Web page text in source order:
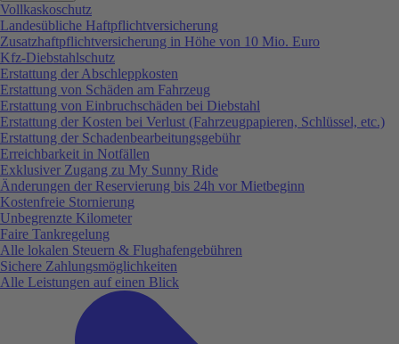
Vollkaskoschutz
Landesübliche Haftpflichtversicherung
Zusatzhaftpflichtversicherung in Höhe von 10 Mio. Euro
Kfz-Diebstahlschutz
Erstattung der Abschleppkosten
Erstattung von Schäden am Fahrzeug
Erstattung von Einbruchschäden bei Diebstahl
Erstattung der Kosten bei Verlust (Fahrzeugpapieren, Schlüssel, etc.)
Erstattung der Schadenbearbeitungsgebühr
Erreichbarkeit in Notfällen
Exklusiver Zugang zu My Sunny Ride
Änderungen der Reservierung bis 24h vor Mietbeginn
Kostenfreie Stornierung
Unbegrenzte Kilometer
Faire Tankregelung
Alle lokalen Steuern & Flughafengebühren
Sichere Zahlungsmöglichkeiten
Alle Leistungen auf einen Blick